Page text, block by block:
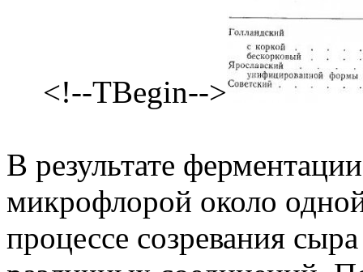
<!--TBegin-->
В результате
микрофлорой около
процессе созревания